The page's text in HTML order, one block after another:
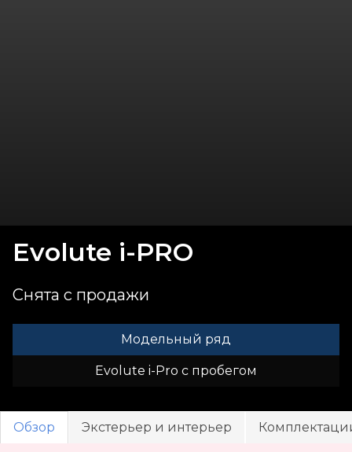
Evolute i-PRO
Снята с продажи
Модельный ряд
Evolute i-Pro с пробегом
Обзор Экстерьер и интерьер